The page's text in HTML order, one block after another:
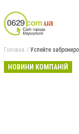
Головна Успейте
НОВИНИ КОМПАНІЙ